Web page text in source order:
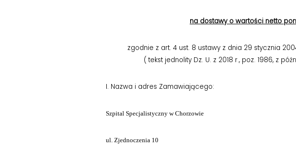
na dostawy o wartości netto
zgodnie z art. 4 ust. 8 ustawy z dnia 29 stycznia
( tekst jednolity Dz. U. z 2018 r., poz. 1986, z
I. Nazwa i adres Zamawiającego:
Szpital Specjalistyczny w Chorzowie
ul. Zjednoczenia 10